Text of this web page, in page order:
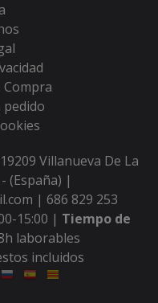
Compra
pedido
Villanueva De La
(España) |
| 686 829 253
15:00 | Tiempo de
laborables
incluidos